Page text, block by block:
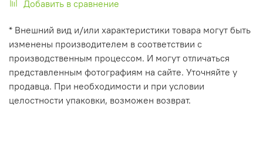
Добавить в сравнение
* Внешний вид и/или характеристики товара могут быть
изменены производителем в соответствии с
производственным процессом. И могут отличаться
представленным фотографиям на сайте. Уточняйте у
продавца. При необходимости и при условии
целостности упаковки, возможен возврат.